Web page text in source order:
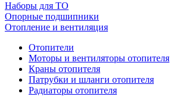
Наборы для ТО
Опорные подшипники
Отопление и вентиляция
Отопители
Моторы и вентиляторы отопителя
Краны отопителя
Патрубки и шланги отопителя
Радиаторы отопителя